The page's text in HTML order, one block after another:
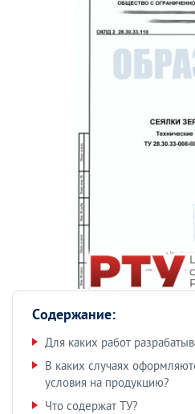
Содержание:
Для каких работ
В каких случаях
условия на продукцию?
Что содержат ТУ?